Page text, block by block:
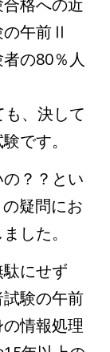
格への近
の午前Ⅱ
の80％人
、決して
です。
？？とい
疑問にお
した。
にせず
験の午前
情報処理